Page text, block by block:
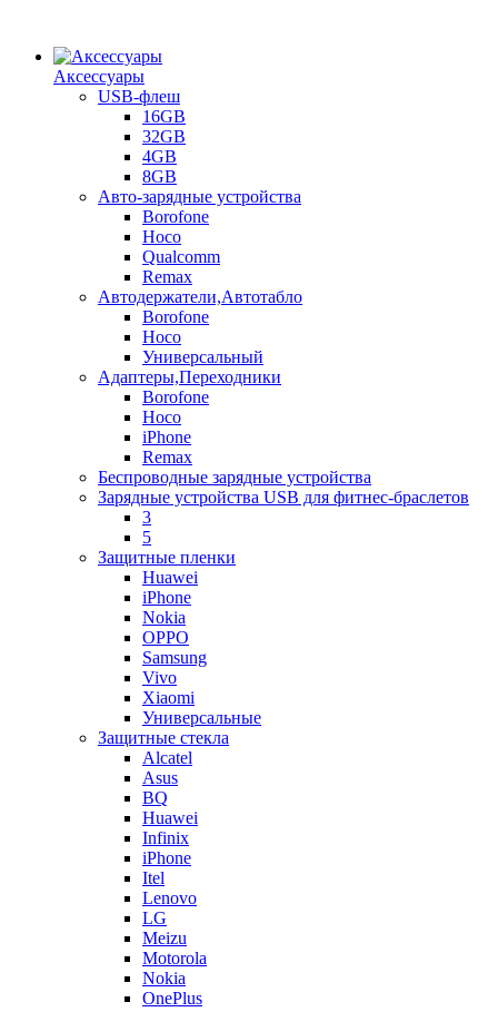
Аксессуары
USB-флеш
16GB
32GB
4GB
8GB
Авто-зарядные устройства
Borofone
Hoco
Qualcomm
Remax
Автодержатели,Автотабло
Borofone
Hoco
Универсальный
Адаптеры,Переходники
Borofone
Hoco
iPhone
Remax
Беспроводные зарядные устройства
Зарядные устройства USB для фитнес-браслетов
3
5
Защитные пленки
Huawei
iPhone
Nokia
OPPO
Samsung
Vivo
Xiaomi
Универсальные
Защитные стекла
Alcatel
Asus
BQ
Huawei
Infinix
iPhone
Itel
Lenovo
LG
Meizu
Motorola
Nokia
OnePlus